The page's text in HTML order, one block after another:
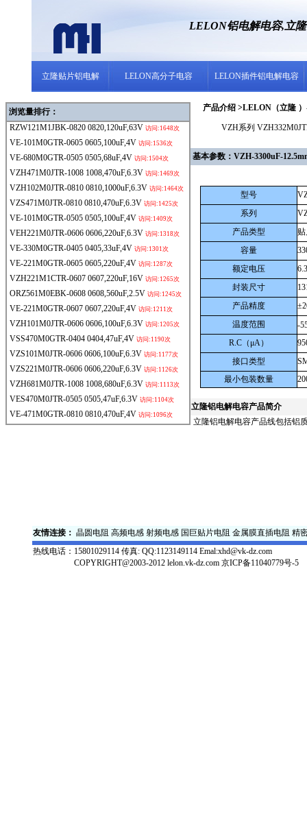
LELON铝电解电容,立
立隆贴片铝电解 LELON高分子电容 LELON插件铝电解电容
浏览量排行：
RZW121M1JBK-0820 0820,120uF,63V 访问:1648次
VE-101M0GTR-0605 0605,100uF,4V 访问:1536次
VE-680M0GTR-0505 0505,68uF,4V 访问:1504次
VZH471M0JTR-1008 1008,470uF,6.3V 访问:1469次
VZH102M0JTR-0810 0810,1000uF,6.3V 访问:1464次
VZS471M0JTR-0810 0810,470uF,6.3V 访问:1425次
VE-101M0GTR-0505 0505,100uF,4V 访问:1409次
VEH221M0JTR-0606 0606,220uF,6.3V 访问:1318次
VE-330M0GTR-0405 0405,33uF,4V 访问:1301次
VE-221M0GTR-0605 0605,220uF,4V 访问:1287次
VZH221M1CTR-0607 0607,220uF,16V 访问:1265次
ORZ561M0EBK-0608 0608,560uF,2.5V 访问:1245次
VE-221M0GTR-0607 0607,220uF,4V 访问:1211次
VZH101M0JTR-0606 0606,100uF,6.3V 访问:1205次
VSS470M0GTR-0404 0404,47uF,4V 访问:1190次
VZS101M0JTR-0606 0606,100uF,6.3V 访问:1177次
VZS221M0JTR-0606 0606,220uF,6.3V 访问:1126次
VZH681M0JTR-1008 1008,680uF,6.3V 访问:1113次
VES470M0JTR-0505 0505,47uF,6.3V 访问:1104次
VE-471M0GTR-0810 0810,470uF,4V 访问:1096次
产品介绍 >LELON（立隆
VZH系列
基本参数：VZH-3300uF-
型号
系列
产品类型
容量
额定电压
封装尺寸
产品精度
温度范围
-
R.C （μA）
接口类型
最小包装数量
立隆铝电解电容产品简介
立隆铝电解电容产品线包括铝
友情连接： 晶圆电阻 高频电感 射频电感 国巨贴片电阻 金属膜直插电阻 精
热线电话： 15801029114 传真: QQ:1123149114 Emal:xhd@vk-dz.com
COPYRIGHT@2003-2012 lelon.vk-dz.com 京ICP备11040779号-5